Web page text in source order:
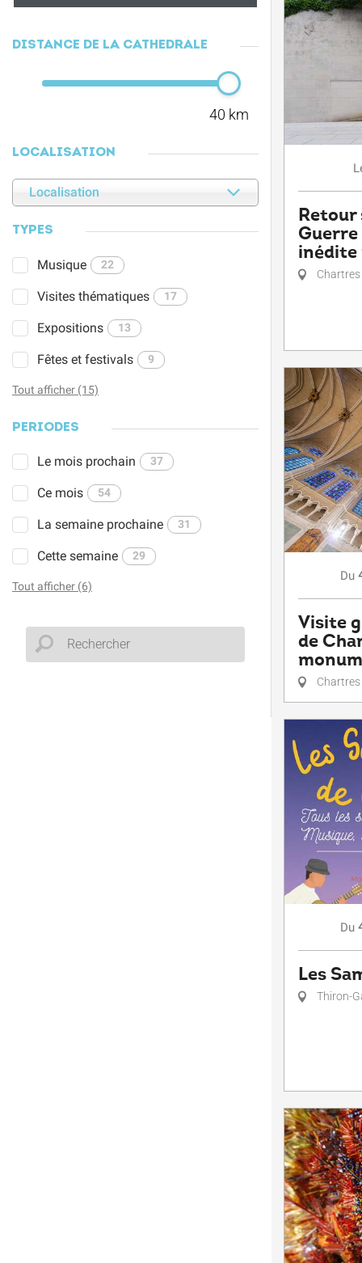
DISTANCE DE LA CATHÉDRALE
40 km
LOCALISATION
Localisation
TYPES
Musique 22
Visites thématiques 17
Expositions 13
Fêtes et festivals 9
Tout afficher (15)
PÉRIODES
Le mois prochain 37
Ce mois 54
La semaine prochaine 31
Cette semaine 29
Tout afficher (6)
Retour
inédite
Chartres
Du
Visite
de
Chartres
Du
Les
Thiron-